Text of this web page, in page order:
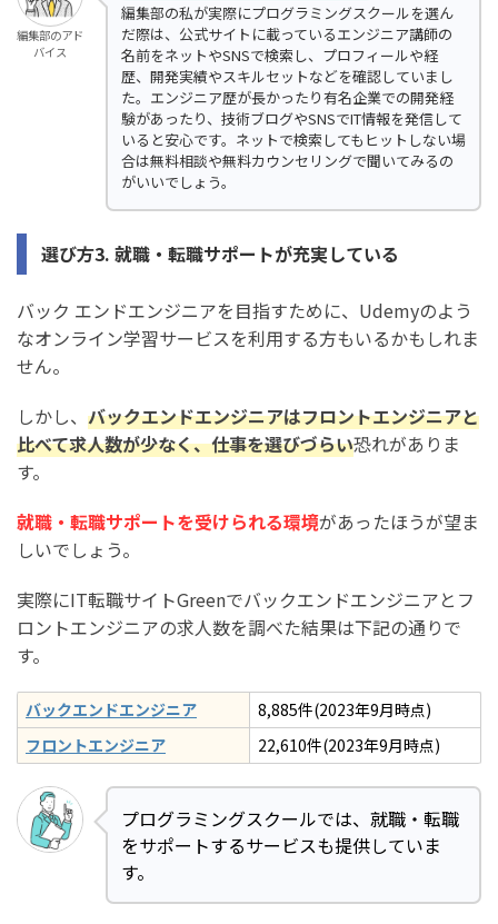
編集部のアド
バイス
編集部の私が実際にプログラミングスクールを選ん
だ際は、公式サイトに載っているエンジニア講師の
名前をネットやSNSで検索し、プロフィールや経
歴、開発実績やスキルセットなどを確認していまし
た。エンジニア歴が長かったり有名企業での開発経
験があったり、技術ブログやSNSでIT情報を発信して
いると安心です。ネットで検索してもヒットしない場
合は無料相談や無料カウンセリングで聞いてみるの
がいいでしょう。
選び方3. 就職・転職サポートが充実している
バック エンドエンジニアを目指すために、Udemyのよう
なオンライン学習サービスを利用する方もいるかもしれま
せん。
しかし、 バックエンドエンジニアはフロントエンジニアと
比べて求人数が少なく、仕事を選びづらい恐れがありま
す。
就職・転職サポートを受けられる環境があったほうが望ま
しいでしょう。
実際にIT転職サイトGreenでバックエンドエンジニアとフ
ロントエンジニアの求人数を調べた結果は下記の通りで
す。
バックエンドエンジニア
8,885件(2023年9月時点)
フロントエンジニア
22,610件(2023年9月時点)
プログラミングスクールでは、就職・転職
をサポートするサービスも提供していま
す。